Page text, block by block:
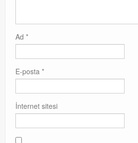
Ad *
E-posta *
İnternet sitesi